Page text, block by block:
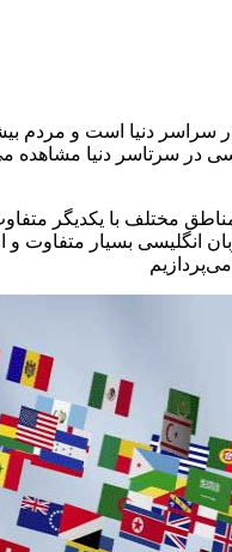
در سرتاسر دنیا
مختلف با یکدیگر